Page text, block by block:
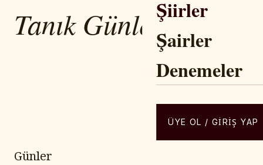
Şiirler
Şairler
Denemeler
ÜYE OL / GIRIŞ YAP
Tanık Günler
YAZAR / ŞAIR
Ahmet ÖZER
Günler